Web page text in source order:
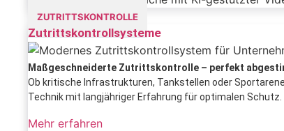
ZUTRITTSKONTROLLE
Zutrittskontrollsysteme
Maßgeschneiderte Zutrittskontrolle – perfekt
Ob kritische Infrastrukturen, Tankstellen oder
Technik mit langjähriger Erfahrung für optimalen Schutz.
Mehr erfahren